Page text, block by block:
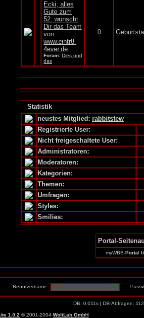
Ecki, alles
Gute zum
52. wünscht
Dir das Team
von
www.eintr8-
4ever.de
Forum: Dies und
das
0
Statistik
neustes Mitglied: rabbitstew
Registrierte User:
Nicht freigeschaltete User:
Administratoren:
Moderatoren:
Kategorien:
Themen:
Umfragen:
Styles:
Smilies:
Portal-
myWBB-Portal
Benutzername:
DB: 0.011s | DB-Abfragen:
1.0.2 © 2001-2004 WoltLab GmbH